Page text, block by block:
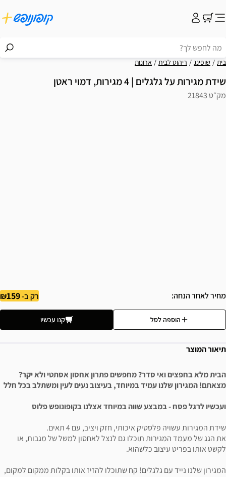
בית שופינג ריהוט לבית ארונות
שידת מגירות על גלגלים | 4 מגירות, דמוי ראטן
מק״ט 21843
מחיר לאחר הנחה רק ב-159
הוספה לסל קנו עכשיו
תיאור המוצר
הבית מלא בחפצים ואי סדר? מחפשים פתרון אחסון אסתטי ולא יקר?
מצאתם! המגירון שלנו עמיד במיוחד, בעיצוב נעים לעין ומשתלב בכל חלל
ועכשיו לרגל פסח - במבצע שווה במיוחד אצלנו בקופונופש פלוס
שידת המגירות עשויה פלסטיק איכותי, חזק ויציב, עם 4 תאים.
את הגג של מעמד המגירות תוכלו גם לנצל לאחסון למשל של מגבות, או
לקשט אותו בפריט עיצוב כלשהוא.
המגירון שלנו נייד עם גלגלים! קח שתוכלו להזיז אותו בקלות ממקום למקום,